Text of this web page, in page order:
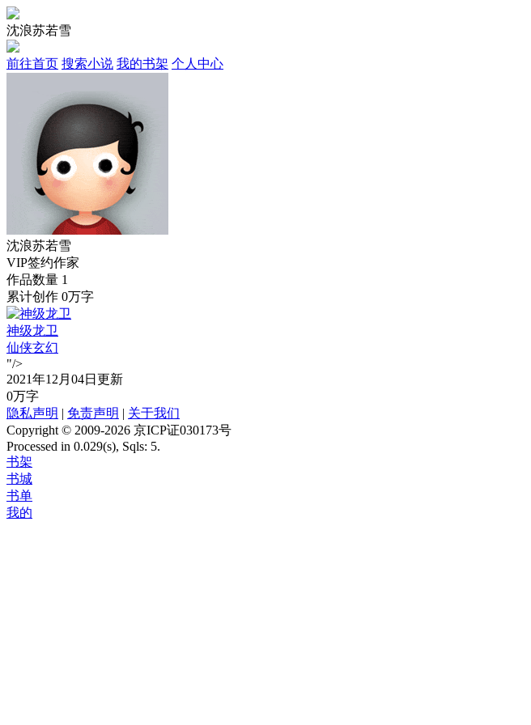
沈浪苏若雪
前往首页 搜索小说 我的书架 个人中心
沈浪苏若雪
VIP签约作家
作品数量 1
累计创作 0万字
神级龙卫
仙侠玄幻
"/>
2021年12月04日更新
0万字
隐私声明 | 免责声明 | 关于我们
Copyright © 2009-2026 京ICP证030173号
Processed in 0.029(s), Sqls: 5.
书架
书城
书单
我的